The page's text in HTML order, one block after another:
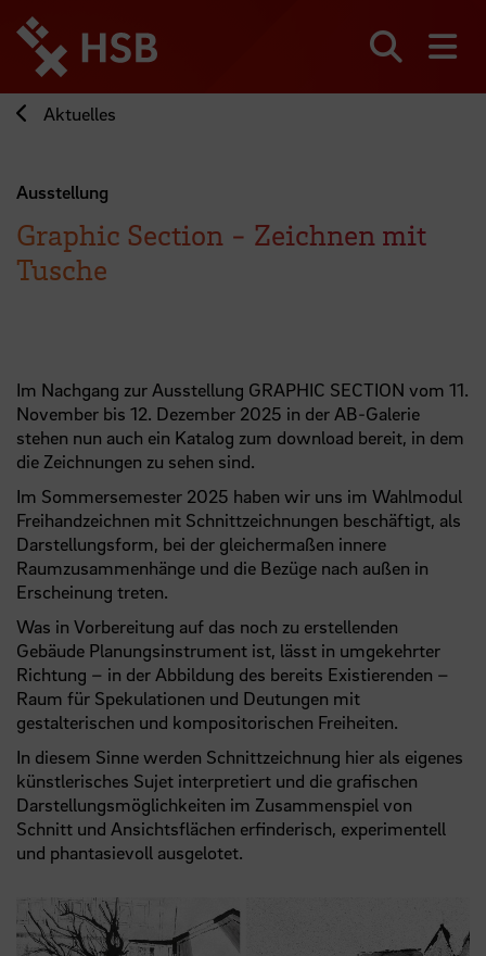
zum
Seiteninhalt
springen
Aktuelles
Ausstellung
Graphic Section - Zeichnen mit
Tusche
Im Nachgang zur Ausstellung GRAPHIC SECTION vom 11.
November bis 12. Dezember 2025 in der AB-Galerie
stehen nun auch ein Katalog zum download bereit, in dem
die Zeichnungen zu sehen sind.
Im Sommersemester 2025 haben wir uns im Wahlmodul
Freihandzeichnen mit Schnittzeichnungen beschäftigt, als
Darstellungsform, bei der gleichermaßen innere
Raumzusammenhänge und die Bezüge nach außen in
Erscheinung treten.
Was in Vorbereitung auf das noch zu erstellenden
Gebäude Planungsinstrument ist, lässt in umgekehrter
Richtung – in der Abbildung des bereits Existierenden –
Raum für Spekulationen und Deutungen mit
gestalterischen und kompositorischen Freiheiten.
In diesem Sinne werden Schnittzeichnung hier als eigenes
künstlerisches Sujet interpretiert und die grafischen
Darstellungsmöglichkeiten im Zusammenspiel von
Schnitt und Ansichtsflächen erfinderisch, experimentell
und phantasievoll ausgelotet.